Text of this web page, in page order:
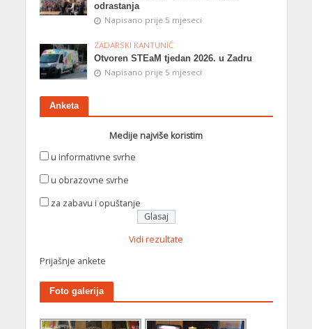
odrastanja
Napisano prije 5 mjeseci
ZADARSKI KANTUNIĆ
Otvoren STEaM tjedan 2026. u Zadru
Napisano prije 5 mjeseci
Anketa
Medije najviše koristim
u informativne svrhe
u obrazovne svrhe
za zabavu i opuštanje
Vidi rezultate
Prijašnje ankete
Foto galerija